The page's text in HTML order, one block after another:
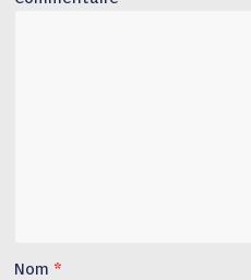
Nom *